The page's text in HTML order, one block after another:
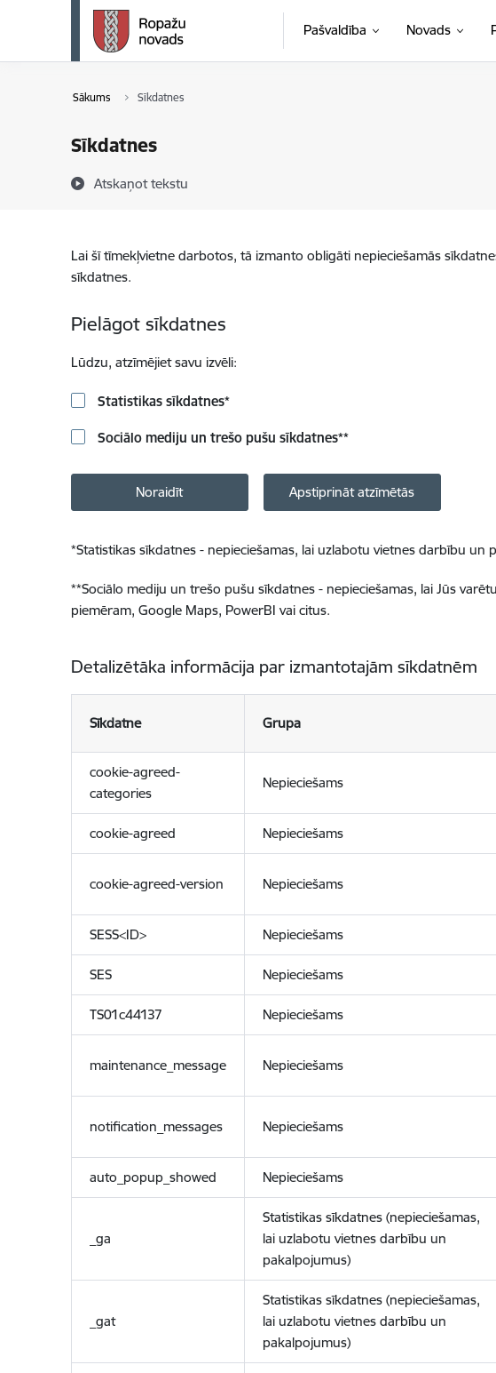
Pāriet uz lapas saturu
Pašvaldība Novads
Sākums Sīkdatnes
Sīkdatnes
Atskaņot tekstu
Lai šī tīmekļvietne darbotos, tā izmanto obligāti nepieciešamās
sīkdatnes.
Pielāgot sīkdatnes
Lūdzu, atzīmējiet savu izvēli:
Statistikas sīkdatnes*
Sociālo mediju un trešo pušu sīkdatnes**
Noraidīt Apstiprināt atzīmētās
*Statistikas sīkdatnes - nepieciešamas, lai uzlabotu vietnes darbību un
**Sociālo mediju un trešo pušu sīkdatnes - nepieciešamas, lai Jūs
piemēram, Google Maps, PowerBI vai citus.
Detalizētāka informācija par izmantotajām sīkdatnēm
Sīkdatne Grupa
cookie-agreed-
categories
Nepieciešams
cookie-agreed Nepieciešams
cookie-agreed-version Nepieciešams
SESS<ID> Nepieciešams
SES Nepieciešams
TS01c44137 Nepieciešams
maintenance_message Nepieciešams
notification_messages Nepieciešams
auto_popup_showed Nepieciešams
_ga
Statistikas sīkdatnes (nepieciešamas,
lai uzlabotu vietnes darbību un
pakalpojumus)
_gat
Statistikas sīkdatnes (nepieciešamas,
lai uzlabotu vietnes darbību un
pakalpojumus)